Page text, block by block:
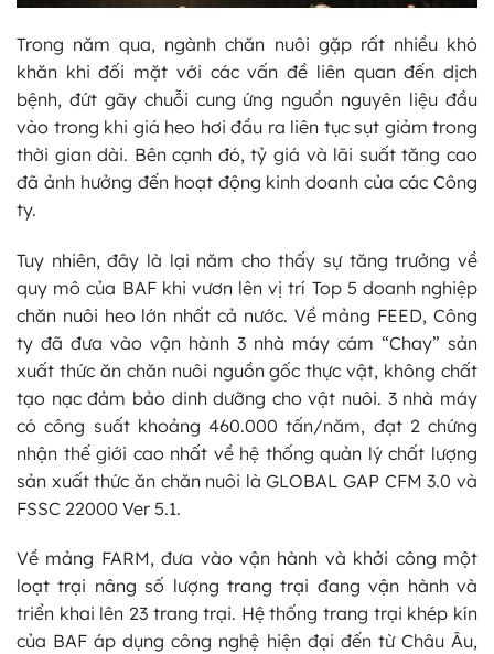
Trong năm qua, ngành chăn nuôi gặp rất nhiều khó
khăn khi đối mặt với các vấn đề liên quan đến dịch
bệnh, đứt gãy chuỗi cung ứng nguồn nguyên liệu đầu
vào trong khi giá heo hơi đầu ra liên tục sụt giảm trong
thời gian dài. Bên cạnh đó, tỷ giá và lãi suất tăng cao
đã ảnh hưởng đến hoạt động kinh doanh của các Công
ty.
Tuy nhiên, đây là lại năm cho thấy sự tăng trưởng về
quy mô của BAF khi vươn lên vị trí Top 5 doanh nghiệp
chăn nuôi heo lớn nhất cả nước. Về mảng FEED, Công
ty đã đưa vào vận hành 3 nhà máy cám “Chay” sản
xuất thức ăn chăn nuôi nguồn gốc thực vật, không chất
tạo nạc đảm bảo dinh dưỡng cho vật nuôi. 3 nhà máy
có công suất khoảng 460.000 tấn/năm, đạt 2 chứng
nhận thế giới cao nhất về hệ thống quản lý chất lượng
sản xuất thức ăn chăn nuôi là GLOBAL GAP CFM 3.0 và
FSSC 22000 Ver 5.1.
Về mảng FARM, đưa vào vận hành và khởi công một
loạt trại nâng số lượng trang trại đang vận hành và
triển khai lên 23 trang trại. Hệ thống trang trại khép kín
của BAF áp dụng công nghệ hiện đại đến từ Châu Âu,